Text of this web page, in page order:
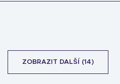
ZOBRAZIT DALŠÍ (14)